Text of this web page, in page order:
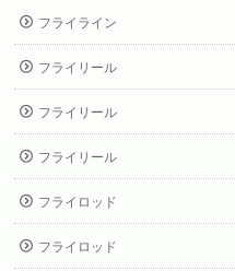
フライライン
フライリール
フライリール
フライリール
フライロッド
フライロッド